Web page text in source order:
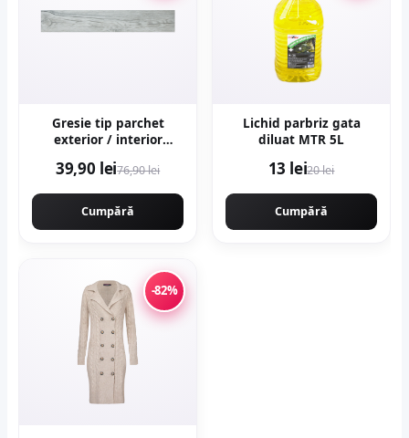
Gresie tip parchet
exterior / interior
mata portelanata
39,90 lei76,90 lei
Cumpără
Lichid parbriz gata
diluat MTR 5L
13 lei20 lei
Cumpără
-82%